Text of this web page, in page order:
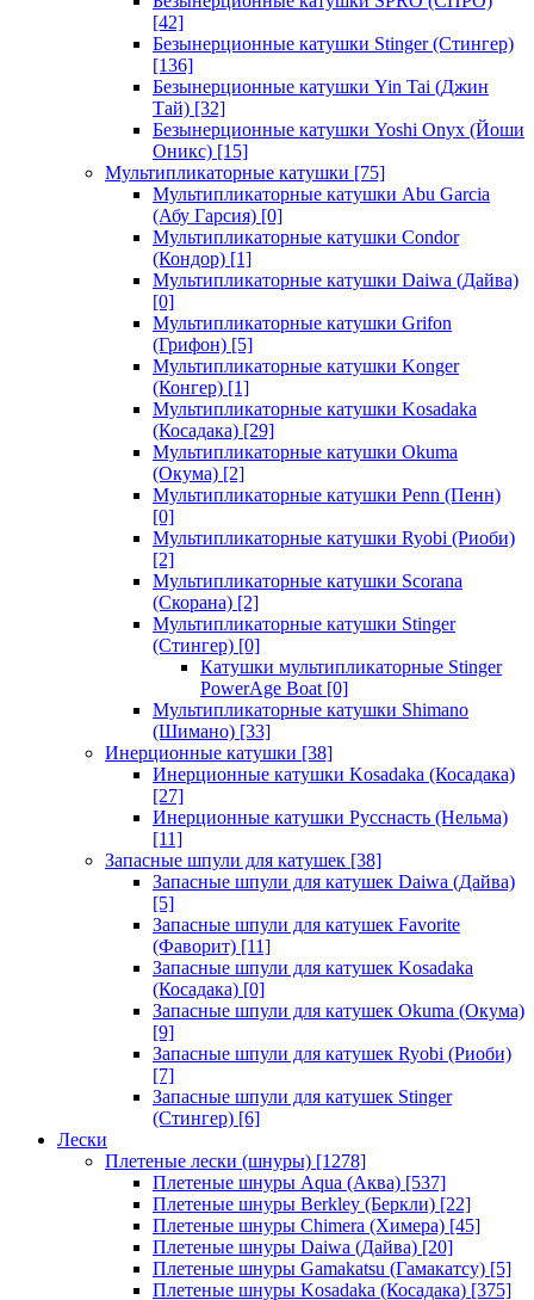
[42]
Безынерционные катушки Stinger (Стингер)
[136]
Безынерционные катушки Yin Tai (Джин
Тай) [32]
Безынерционные катушки Yoshi Onyx (Йоши
Оникс) [15]
Мультипликаторные катушки [75]
Мультипликаторные катушки Abu Garcia
(Абу Гарсия) [0]
Мультипликаторные катушки Condor
(Кондор) [1]
Мультипликаторные катушки Daiwa (Дайва)
[0]
Мультипликаторные катушки Grifon
(Грифон) [5]
Мультипликаторные катушки Konger
(Конгер) [1]
Мультипликаторные катушки Kosadaka
(Косадака) [29]
Мультипликаторные катушки Okuma
(Окума) [2]
Мультипликаторные катушки Penn (Пенн)
[0]
Мультипликаторные катушки Ryobi (Риоби)
[2]
Мультипликаторные катушки Scorana
(Скорана) [2]
Мультипликаторные катушки Stinger
(Стингер) [0]
Катушки мультипликаторные Stinger
PowerAge Boat [0]
Мультипликаторные катушки Shimano
(Шимано) [33]
Инерционные катушки [38]
Инерционные катушки Kosadaka (Косадака)
[27]
Инерционные катушки Русснасть (Нельма)
[11]
Запасные шпули для катушек [38]
Запасные шпули для катушек Daiwa (Дайва)
[5]
Запасные шпули для катушек Favorite
(Фаворит) [11]
Запасные шпули для катушек Kosadaka
(Косадака) [0]
Запасные шпули для катушек Okuma (Окума)
[9]
Запасные шпули для катушек Ryobi (Риоби)
[7]
Запасные шпули для катушек Stinger
(Стингер) [6]
Лески
Плетеные лески (шнуры) [1278]
Плетеные шнуры Aqua (Аква) [537]
Плетеные шнуры Berkley (Беркли) [22]
Плетеные шнуры Chimera (Химера) [45]
Плетеные шнуры Daiwa (Дайва) [20]
Плетеные шнуры Gamakatsu (Гамакатсу) [5]
Плетеные шнуры Kosadaka (Косадака) [375]